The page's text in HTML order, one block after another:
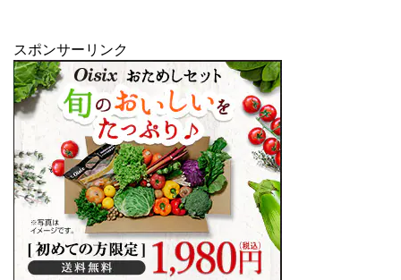
スポンサーリンク